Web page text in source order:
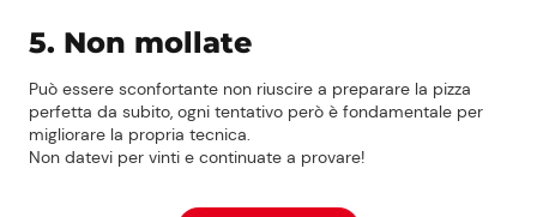
5. Non mollate
Può essere sconfortante non riuscire a preparare la pizza
perfetta da subito, ogni tentativo però è fondamentale per
migliorare la propria tecnica.
Non datevi per vinti e continuate a provare!